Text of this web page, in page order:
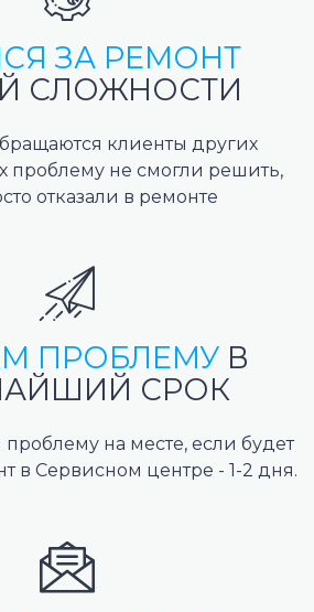
ЗА РЕМОНТ
СЛОЖНОСТИ
клиенты других
проблему не смогли решить,
отказали в ремонте
ПРОБЛЕМУ В
СРОК
проблему на месте, если будет
в Сервисном центре - 1-2 дня.